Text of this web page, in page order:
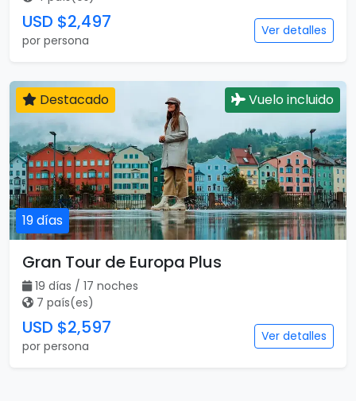
USD $2,497
por persona
Ver detalles
19 días
Destacado Vuelo incluido
Gran Tour de Europa Plus
19 días / 17 noches
7 país(es)
USD $2,597
por persona
Ver detalles